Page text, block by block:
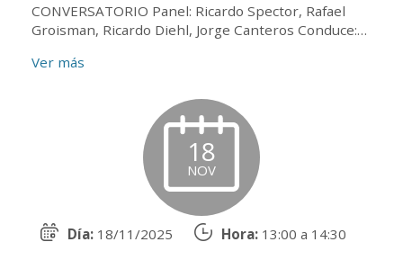
CONVERSATORIO Panel: Ricardo Spector, Rafael
Groisman, Ricardo Diehl, Jorge Canteros Conduce:
online por zoom...
Ver más
18
NOV
Día: 18/11/2025 Hora: 13:00 a 14:30